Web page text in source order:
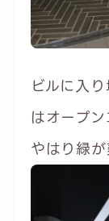
ビルに入
はオープン
やはり緑が